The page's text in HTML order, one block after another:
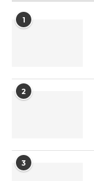
1
2
3